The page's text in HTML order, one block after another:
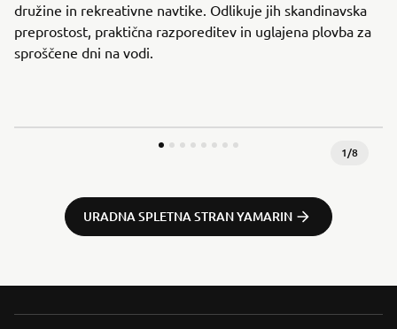
družine in rekreativne navtike. Odlikuje jih skandinavska
preprostost, praktična razporeditev in uglajena plovba za
sproščene dni na vodi.
1/8
URADNA SPLETNA STRAN YAMARIN